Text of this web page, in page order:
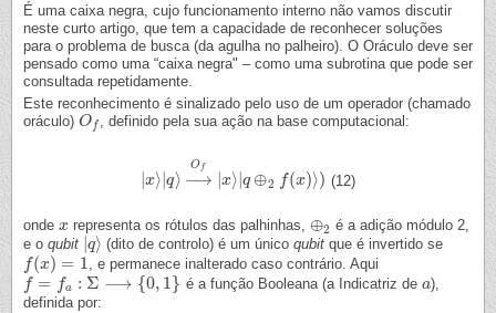
É uma caixa negra, cujo funcionamento interno não vamos discutir
neste curto artigo, que tem a capacidade de reconhecer soluções
para o problema de busca (da agulha no palheiro). O Oráculo deve ser
pensado como uma “caixa negra" – como uma subrotina que pode ser
consultada repetidamente.
Este reconhecimento é sinalizado pelo uso de um operador (chamado
oráculo) O f
Of , definido pela sua ação na base computacional:
|x⟩ |q⟩ −→
Of
x⟩ q ⊕2 f(x)⟩)
x⟩| q⟩→Of|x |q⊕2 f(x)⟩ ) (12)
onde x
x representa os rótulos das palhinhas, ⊕2
⊕2 é a adição módulo 2,
e o qubit q⟩
q⟩ (dito de controlo) é um únicoqubit que é invertido se
f(x) = 1
f(x)=1 , e permanece inalterado caso contrário. Aqui
f = fa : Σ ⟶ {0, 1}
f= fa: Σ⟶ 0, 1} é a função Booleana (a Indicatriz de a
a),
definida por: